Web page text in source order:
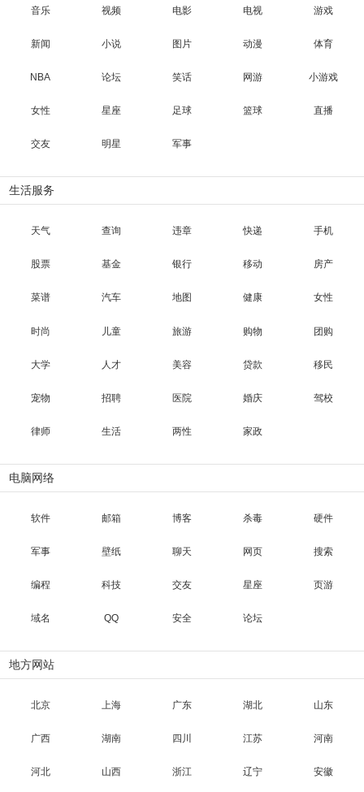
音乐 视频 电影 电视 游戏
新闻 小说 图片 动漫 体育
NBA 论坛 笑话 网游 小游戏
女性 星座 足球 篮球 直播
交友 明星 军事
生活服务
天气 查询 违章 快递 手机
股票 基金 银行 移动 房产
菜谱 汽车 地图 健康 女性
时尚 儿童 旅游 购物 团购
大学 人才 美容 贷款 移民
宠物 招聘 医院 婚庆 驾校
律师 生活 两性 家政
电脑网络
软件 邮箱 博客 杀毒 硬件
军事 壁纸 聊天 网页 搜索
编程 科技 交友 星座 页游
域名 QQ 安全 论坛
地方网站
北京 上海 广东 湖北 山东
广西 湖南 四川 江苏 河南
河北 山西 浙江 辽宁 安徽